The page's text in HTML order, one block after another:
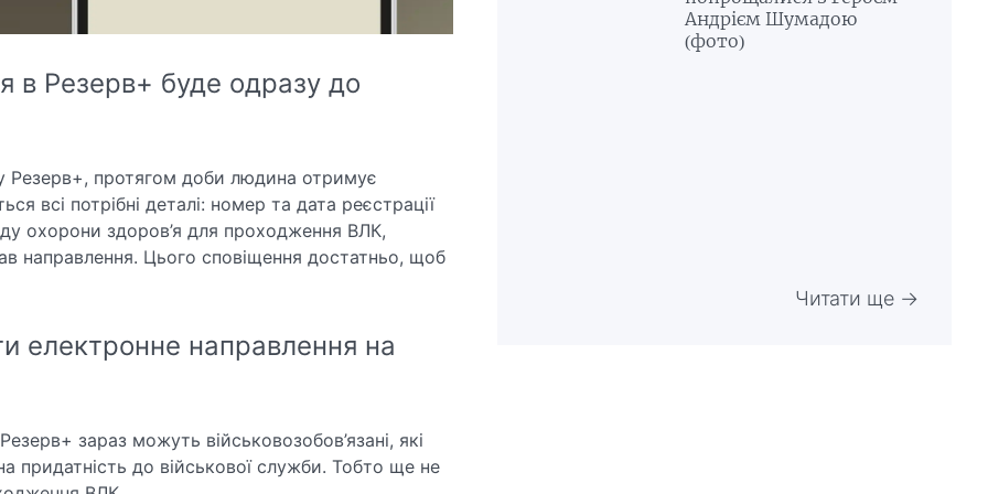
в Резерв+ буде одразу до
протягом доби людина отримує
всі потрібні деталі: номер та дата реєстрації
охорони здоров’я для проходження ВЛК,
направлення. Цього сповіщення достатньо, щоб
електронне направлення на
зараз можуть військовозобов’язані, які
придатність до військової служби. Тобто ще не
Андрієм Шумадою
(фото)
Читати ще →